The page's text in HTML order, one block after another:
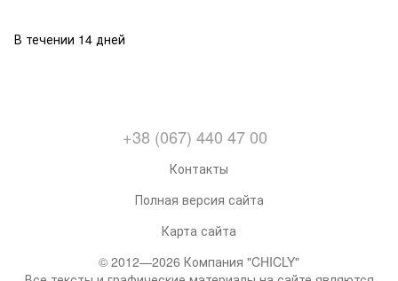
В течении 14 дней
+38 (067) 440 47 00
Контакты
Полная версия сайта
Карта сайта
© 2012—2026 Компания "CHICLY"